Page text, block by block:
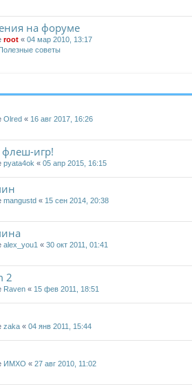
на форуме
root « 04 мар 2010, 13:17
советы
Olred « 16 авг 2017, 16:26
игр!
pyata4ok « 05 апр 2015, 16:15
mangustd « 15 сен 2014, 20:38
alex_you1 « 30 окт 2011, 01:41
2
Raven « 15 фев 2011, 18:51
zaka « 04 янв 2011, 15:44
ИМХО « 27 авг 2010, 11:02